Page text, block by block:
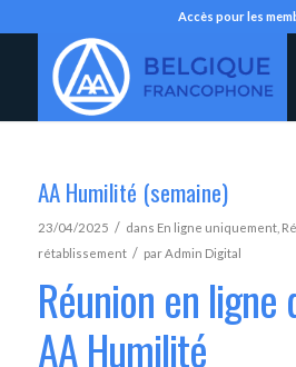
Accès pour les
AA Humilité (semaine)
23/04/2025 / dans En ligne uniquement,
rétablissement / parAdmin Digital
Réunion en ligne
AA Humilité